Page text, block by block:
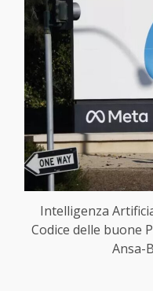
Intelligenza
Codice delle buone
Ansa-